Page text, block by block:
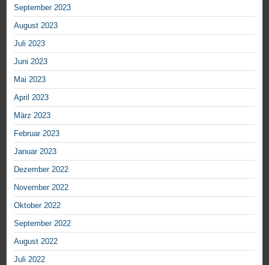
September 2023
August 2023
Juli 2023
Juni 2023
Mai 2023
April 2023
März 2023
Februar 2023
Januar 2023
Dezember 2022
November 2022
Oktober 2022
September 2022
August 2022
Juli 2022